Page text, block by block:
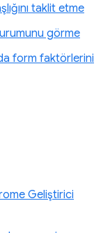
taklit etme
görme
form faktörlerini
Geliştirici